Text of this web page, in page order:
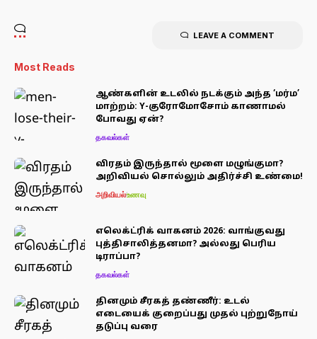
LEAVE A COMMENT
Most Reads
ஆண்களின் உடலில் நடக்கும் அந்த ‘மர்ம’
மாற்றம்: Y-குரோமோசோம் காணாமல்
போவது ஏன்?
தகவல்கள்
விரதம் இருந்தால் மூளை மழுங்குமா?
அறிவியல் சொல்லும் அதிர்ச்சி உண்மை!
அறிவியல்உணவு
எலெக்ட்ரிக் வாகனம் 2026: வாங்குவது
புத்திசாலித்தனமா? அல்லது பெரிய
டிராப்பா?
தகவல்கள்
தினமும் சீரகத் தண்ணீர்: உடல்
எடையைக் குறைப்பது முதல் புற்றுநோய்
தடுப்பு வரை